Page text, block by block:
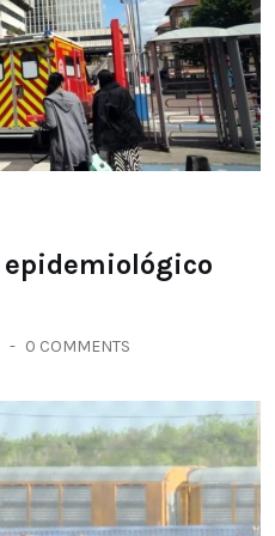
0 COMMENTS